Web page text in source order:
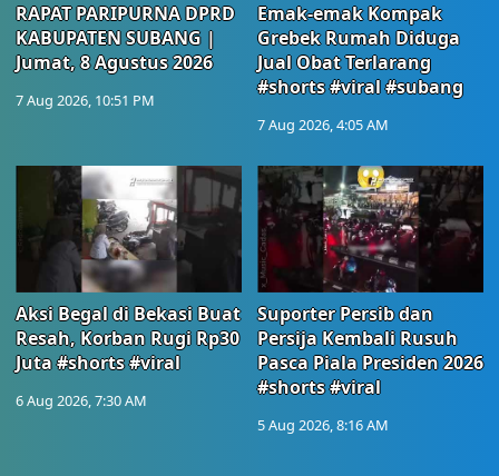
RAPAT PARIPURNA DPRD
KABUPATEN SUBANG |
Jumat, 8 Agustus 2026
7 Aug 2026, 10:51 PM
Emak-emak Kompak
Grebek Rumah Diduga
Jual Obat Terlarang
#shorts #viral #subang
7 Aug 2026, 4:05 AM
Aksi Begal di Bekasi Buat
Resah, Korban Rugi Rp30
Juta #shorts #viral
6 Aug 2026, 7:30 AM
Suporter Persib dan
Persija Kembali Rusuh
Pasca Piala Presiden 2026
#shorts #viral
5 Aug 2026, 8:16 AM